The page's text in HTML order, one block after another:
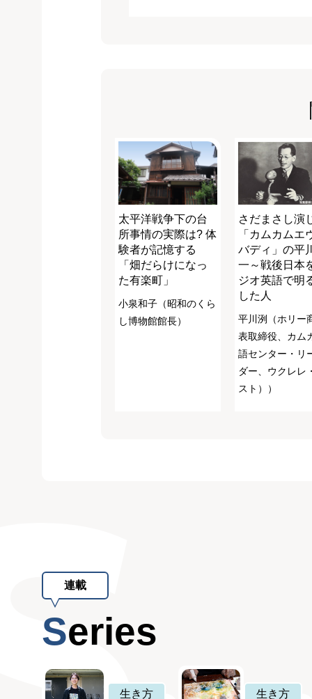
太平洋戦争下の台
所事情の実際は? 体
験者が記憶する
「畑だらけになっ
た有楽町」
小泉和子（昭和のくら
し博物館館長）
さだまさし演
「カムカムエ
バディ」の平
一～戦後日本
ジオ英語で明
した人
平川洌（ホリー
表取締役、カム
語センター・リ
ダー、ウクレレ
スト））
連載
Series
生き方 生き方